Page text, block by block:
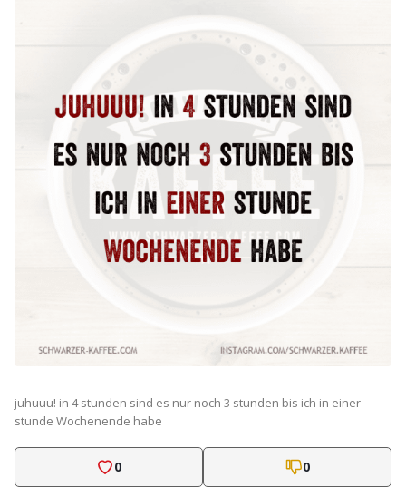
juhuuu! in 4 stunden sind es nur noch 3 stunden bis ich in einer
stunde Wochenende habe
0 0